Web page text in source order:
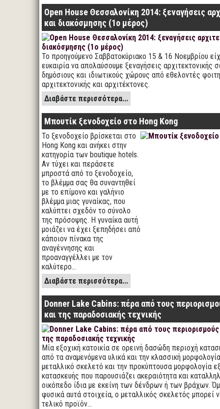
Open House Θεσσαλονίκη 2014: ξεναγήσεις
και διακόσμησης (1ο μέρος)
Το προηγούμενο Σαββατοκύριακο 15 & 16 Νοεμβρίου
ευκαιρία να απολαύσουμε ξεναγήσεις αρχιτεκτονικής
δημόσιους και ιδιωτικούς χώρους από εθελοντές
αρχιτεκτονικής και αρχιτέκτονες.
Διαβάστε περισσότερα...
Μπουτίκ ξενοδοχείο στο Hong Kong
Το ξενοδοχείο βρίσκεται στο
Hong Kong και ανήκει στην
κατηγορία των boutique hotels.
Αν τύχει και περάσετε
μπροστά από το ξενοδοχείο,
το βλέμμα σας θα συναντηθεί
με το επίμονο και γαλήνιο
βλέμμα μιας γυναίκας, που
καλύπτει σχεδόν το σύνολο
της πρόσοψης. Η γυναίκα αυτή
μοιάζει να έχει ξεπηδήσει από
κάποιον πίνακα της
αναγέννησης και
προαναγγέλλει με τον
καλύτερο…
Διαβάστε περισσότερα...
Donner Lake Cabins: πέρα από τους
και της παραδοσιακής τεχνικής
Μία εξοχική κατοικία σε ορεινή δασώδη περιοχή
από τα αναμενόμενα υλικά και την κλασσική
μεταλλικό σκελετό και την προκύπτουσα μορφολογία
κατασκευής που παρουσιάζει ακεραιότητα και
οικόπεδο ίδια με εκείνη των δένδρων ή των βράχων.
φυσικά αυτά στοιχεία, ο μεταλλικός σκελετός μπορεί
τελικό προϊόν…